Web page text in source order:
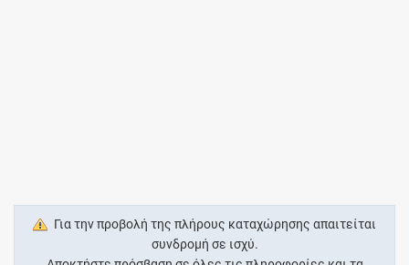
Για την προβολή της πλήρους καταχώρησης απαιτείται
συνδρομή σε ισχύ.